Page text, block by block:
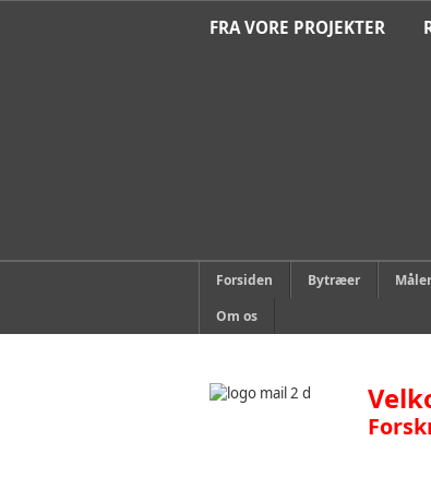
FRA VORE PROJEKTER
Forsiden Bytræer
Om os